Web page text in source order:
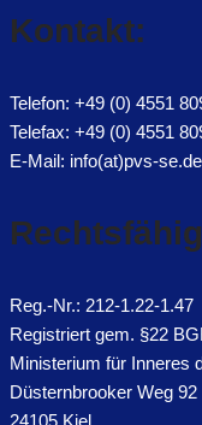
Kontakt:
Telefon: +49 (0) 4551
Telefax: +49 (0) 4551
E-Mail: info(at)pvs-se.de
Reg.-Nr.: 212-1.22-1.47
Registriert gem. §22
Ministerium für Inneres
Düsternbrooker Weg 92